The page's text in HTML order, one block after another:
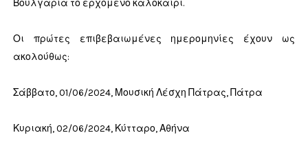
Βουλγαρία το ερχόμενο καλοκαίρι.
Οι πρώτες επιβεβαιωμένες ημερομηνίες έχουν ως
ακολούθως:
Σάββατο, 01/06/2024, Μουσική Λέσχη Πάτρας, Πάτρα
Κυριακή, 02/06/2024, Κύτταρο, Αθήνα